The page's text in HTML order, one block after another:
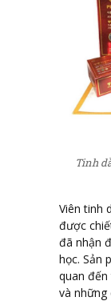
Tinh
Viên tinh
được
đã nhận
học. Sản
quan
và những